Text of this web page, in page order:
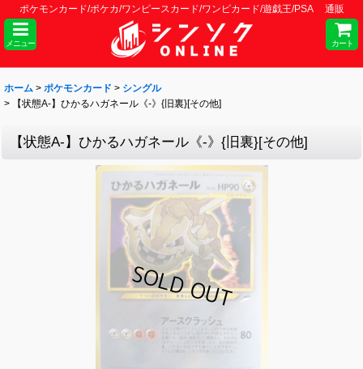
ポケモンカード/ポケカ/ワンピースカード/ワンピカード/遊戯王/PSA 通販
メニュー カート
ホーム > ポケモンカード > シングル
>
【状態A-】ひかるハガネール《-》{旧裏}[その他]
【状態A-】ひかるハガネール《-》{旧裏}[その他]